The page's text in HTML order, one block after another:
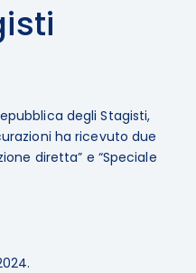
degli Stagisti,
ha ricevuto due
diretta” e “Speciale